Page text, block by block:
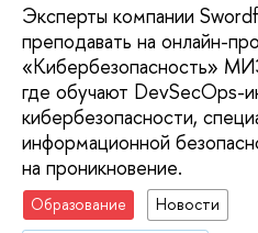
Эксперты компании
преподавать на онлайн-
«Кибербезопасность»
где обучают DevSecOps-
кибербезопасности,
информационной
на проникновение.
Образование
Новости